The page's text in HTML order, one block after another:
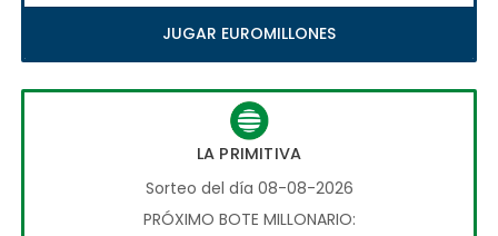
JUGAR EUROMILLONES
LA PRIMITIVA
Sorteo del día 08-08-2026
PRÓXIMO BOTE MILLONARIO: